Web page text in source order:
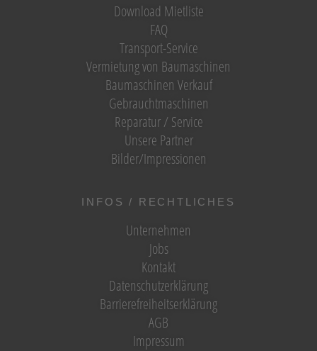
Download Mietliste
FAQ
Transport-Service
Vermietung von Baumaschinen
Baumaschinen Verkauf
Gebrauchtmaschinen
Reparatur / Service
Unsere Partner
Bilder/Impressionen
INFOS / RECHTLICHES
Unternehmen
Jobs
Kontakt
Datenschutzerklärung
Barrierefreiheitserklärung
AGB
Impressum